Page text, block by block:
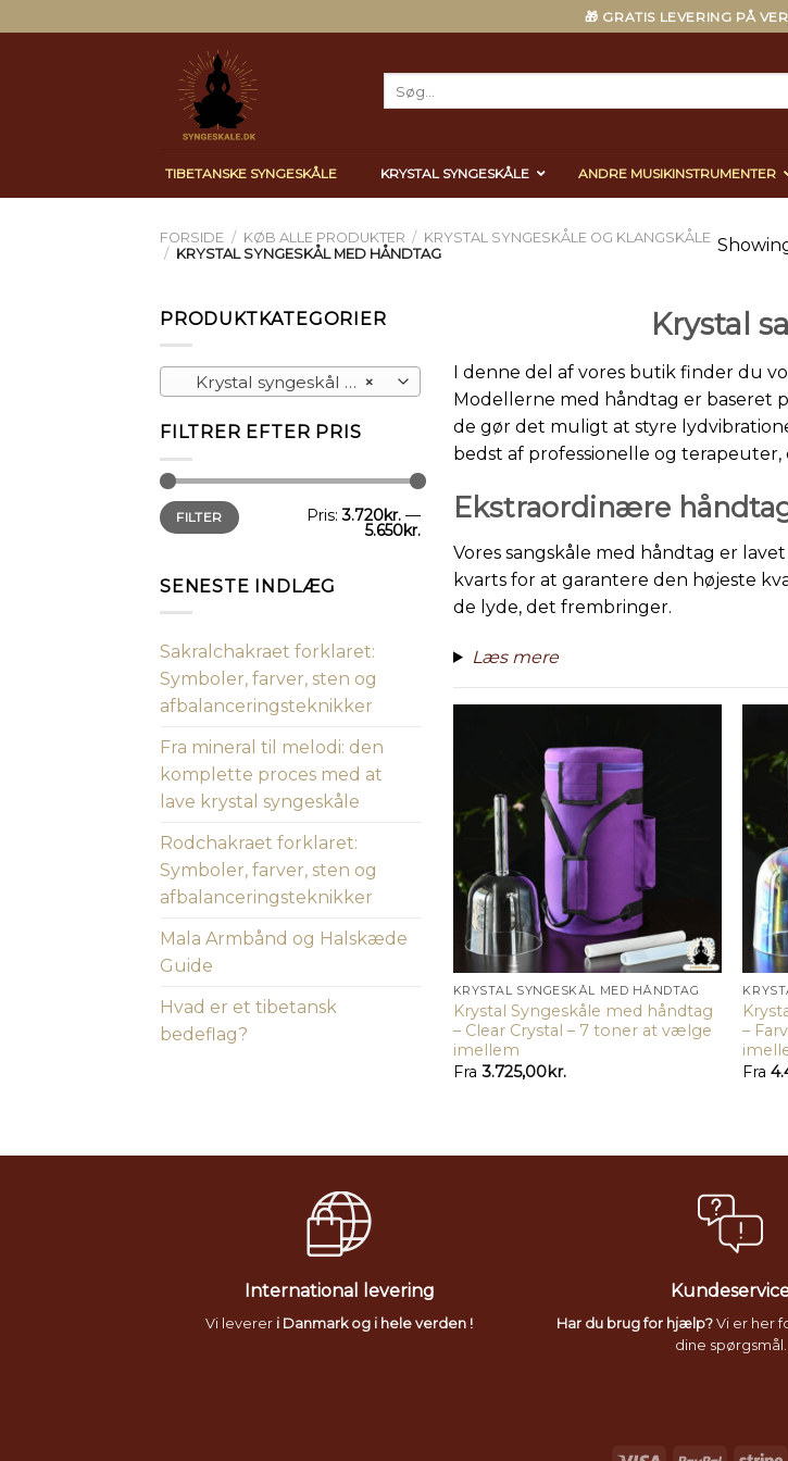
to
🎁 GRATIS LEVERING PÅ
efter:
TIBETANSKE SYNGESKÅLE KRYSTAL SYNGESKÅLE ANDRE MUSIKINSTRUMENTER
FORSIDE / KØB ALLE PRODUKTER / KRYSTAL SYNGESKÅLE OG KLANGSKÅLE
/ KRYSTAL SYNGESKÅL MED HÅNDTAG
PRODUKTKATEGORIER
×
Krystal syngeskål med håndtag
FILTRER EFTER PRIS
Mindste
pris
Højeste
prisFILTER Pris:3.720kr. —
5.650kr.
SENESTE INDLÆG
Sakralchakraet forklaret:
Symboler, farver, sten og
afbalanceringsteknikker
Fra mineral til melodi: den
komplette proces med at
lave krystal syngeskåle
Rodchakraet forklaret:
Symboler, farver, sten og
afbalanceringsteknikker
Mala Armbånd og Halskæde
Guide
Hvad er et tibetansk
bedeflag?
Krystal
I denne del af vores butik finder du
Modellerne med håndtag er baseret
de gør det muligt at styre
bedst af professionelle og
Ekstraordinære
Vores sangskåle med håndtag er
kvarts for at garantere den højeste
de lyde, det frembringer.
Læs mere
KRYSTAL SYNGESKÅL MED HÅNDTAG
Krystal Syngeskåle med håndtag
– Clear Crystal – 7 toner at vælge
imellem
Fra 3.725,00kr.
–
Fra
International levering
Vi leverer i Danmark og i hele verden ! Har du brug for hjælp? Vi er her
dine spørgsmål.